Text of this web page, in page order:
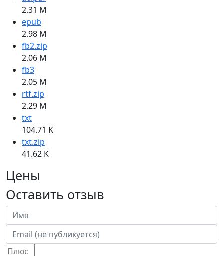
2.31 M
epub
2.98 M
fb2.zip
2.06 M
fb3
2.05 M
rtf.zip
2.29 M
txt
104.71 K
txt.zip
41.62 K
Цены
Оставить отзыв